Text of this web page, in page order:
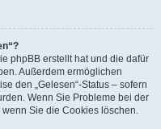
phpBB erstellt hat und die dafür
Außerdem ermöglichen
den „Gelesen“-Status – sofern
Wenn Sie Probleme bei der
Sie die Cookies löschen.